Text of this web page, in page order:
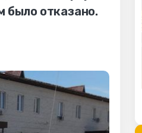
было отказано.